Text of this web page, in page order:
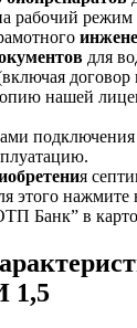
рабочий режим
для
договор
нашей
подключения
я
этого нажмите
Банк” в